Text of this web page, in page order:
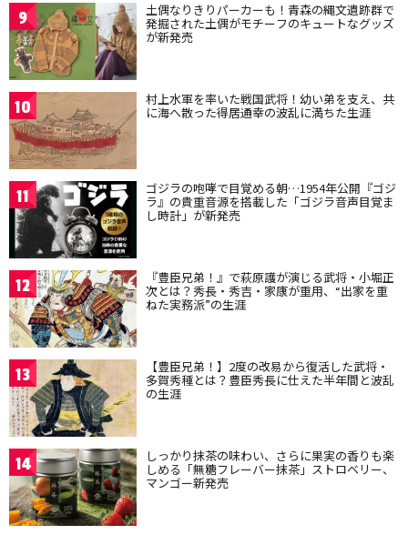
9 土偶なりきりパーカーも！青森の縄文遺跡群で
発掘された土偶がモチーフのキュートなグッズ
が新発売
10 村上水軍を率いた戦国武将！幼い弟を支え、共
に海へ散った得居通幸の波乱に満ちた生涯
11 ゴジラの咆哮で目覚める朝…1954年公開『ゴジ
ラ』の貴重音源を搭載した「ゴジラ音声目覚ま
し時計」が新発売
12 『豊臣兄弟！』で萩原護が演じる武将・小堀正
次とは？秀長・秀吉・家康が重用、“出家を重
ねた実務派”の生涯
13 【豊臣兄弟！】2度の改易から復活した武将・
多賀秀種とは？豊臣秀長に仕えた半年間と波乱
の生涯
14 しっかり抹茶の味わい、さらに果実の香りも楽
しめる「無糖フレーバー抹茶」ストロベリー、
マンゴー新発売